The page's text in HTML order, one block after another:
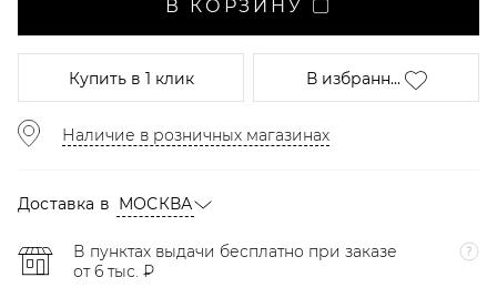
В КОРЗИНУ
Купитьв 1 клик В избранн...
Наличие в розничных магазинах
Доставка в МОСКВА
В пунктах выдачи бесплатно при заказе
от 6 тыс. ₽